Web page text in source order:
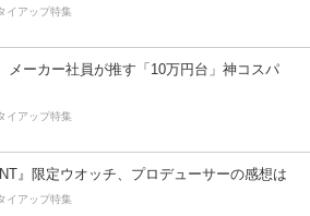
イアップ特集
メーカー社員が推す「10万円台」神コスパ
イアップ特集
』限定ウオッチ、プロデューサーの感想は
イアップ特集